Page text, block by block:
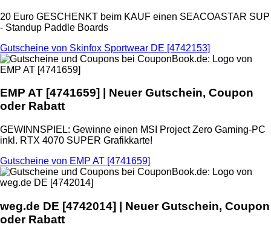
20 Euro GESCHENKT beim KAUF einen SEACOASTAR SUP
- Standup Paddle Boards
Gutscheine von Skinfox Sportwear DE [4742153]
EMP AT [4741659] | Neuer Gutschein, Coupon
oder Rabatt
GEWINNSPIEL: Gewinne einen MSI Project Zero Gaming-PC
inkl. RTX 4070 SUPER Grafikkarte!
Gutscheine von EMP AT [4741659]
weg.de DE [4742014] | Neuer Gutschein, Coupon
oder Rabatt